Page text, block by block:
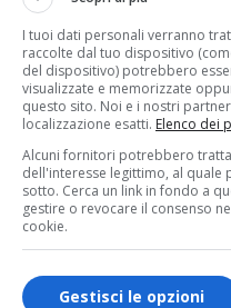
Google
incidenti: giovedì
subito: un elicottero
d’Asti.Paolino Pedrolo,
a Torino. In un
I tuoi dati personali verranno
raccolte dal tuo dispositivo
del dispositivo) potrebbero
visualizzate e memorizzate
questo sito. Noi e i nostri
localizzazione esatti. Elenco dei
Alcuni fornitori potrebbero
dell'interesse legittimo, al
sotto. Cerca un link in fondo a
gestire o revocare il consenso
cookie.
Gestisci le opzioni